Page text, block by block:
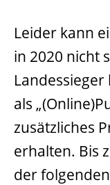
Leider kann
in 2020 nicht
als
zusätzliches
erhalten. Bis
der